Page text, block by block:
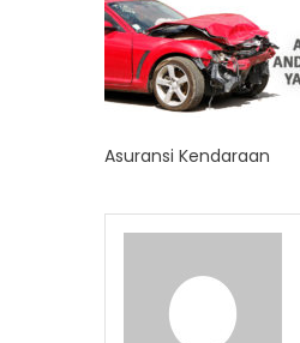
Asuransi Kendaraan